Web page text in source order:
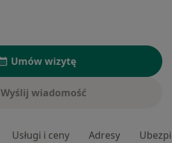
Umów wizytę
Wyślij wiadomość
Usługi i ceny Adresy